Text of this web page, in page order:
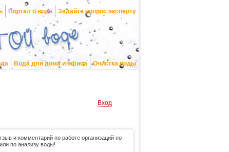
Портал о воде Задайте вопрос эксперту
Вода для дома и офиса Очистка воды
Вход
и комментарий по работе организаций по
по анализу воды!